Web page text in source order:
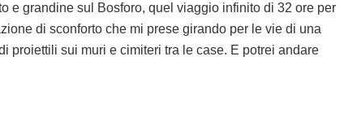
e grandine sul Bosforo, quel viaggio infinito di 32 ore per
di sconforto che mi prese girando per le vie di una
proiettili sui muri e cimiteri tra le case. E potrei andare